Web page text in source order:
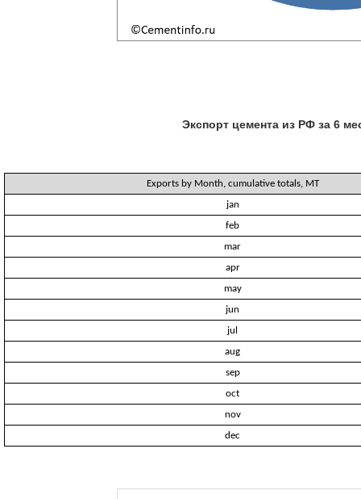
Экспорт цемента из РФ за 6
Exports by Month, cumulative totals, MT
jan
feb
mar
apr
may
jun
jul
aug
sep
oct
nov
dec